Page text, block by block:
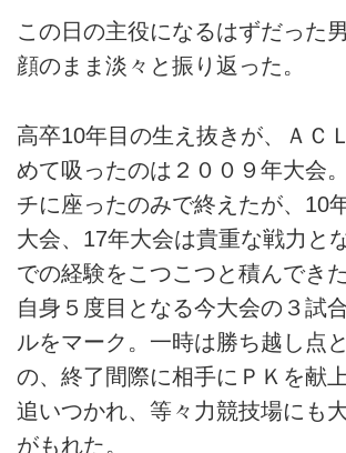
この日の主役になるはずだった
顔のまま淡々と振り返った。
高卒10年目の生え抜きが、ＡＣ
めて吸ったのは２００９年大会
チに座ったのみで終えたが、10
大会、17年大会は貴重な戦力と
での経験をこつこつと積んでき
自身５度目となる今大会の３試
ルをマーク。一時は勝ち越し点
の、終了間際に相手にＰＫを献
追いつかれ、等々力競技場にも
がもれた。